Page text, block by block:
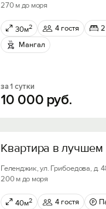
270 м до моря
30м2 4 гостя
Мангал
за 1 сутки
10 000 руб.
Квартира в лучшем
Геленджик, ул. Грибоедова, д.
200 м до моря
40м2 4 гостя